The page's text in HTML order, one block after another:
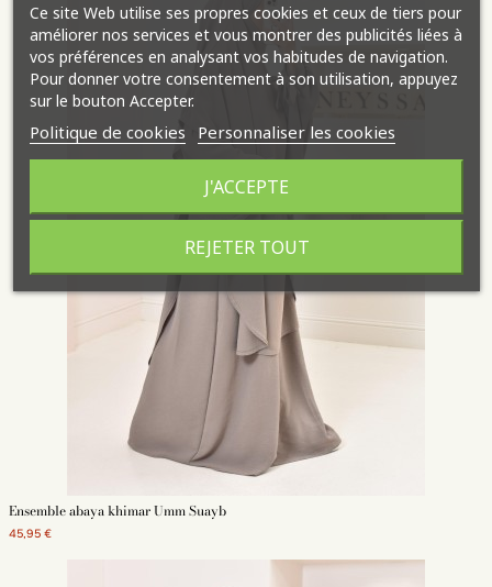
Ensemble abaya khimar Umm Suayb
45,95 €
Ce site Web utilise ses propres cookies et ceux de tiers pour
améliorer nos services et vous montrer des publicités liées à
vos préférences en analysant vos habitudes de navigation.
Pour donner votre consentement à son utilisation, appuyez
sur le bouton Accepter.
Politique de cookies Personnaliser les cookies
REJETER TOUT
J'ACCEPTE